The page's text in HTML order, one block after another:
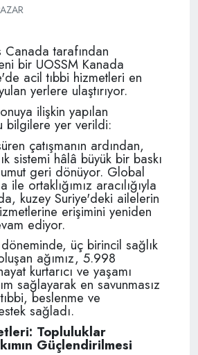
tarafından
bir UOSSM Kanada
acil tıbbi hizmetleri en
yerlere ulaştırıyor.
ilişkin yapılan
bilgilere yer verildi:
çatışmanın ardından,
sistemi hâlâ büyük bir baskı
geri dönüyor. Global
ortaklığımız aracılığıyla
kuzey Suriye'deki ailelerin
erişimini yeniden
ediyor.
üç birincil sağlık
ağımız, 5.998
kurtarıcı ve yaşamı
sağlayarak en savunmasız
beslenme ve
sağladı.
Topluluklar
Güçlendirilmesi